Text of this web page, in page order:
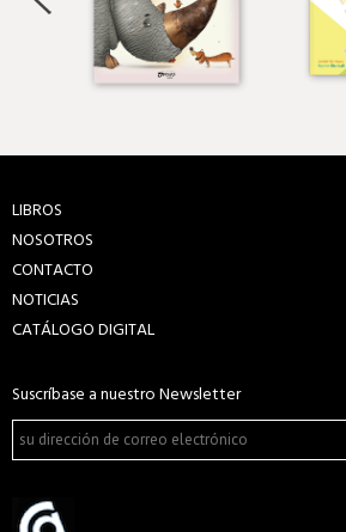
LIBROS
NOSOTROS
CONTACTO
NOTICIAS
CATÁLOGO DIGITAL
Suscríbase a nuestro Newsletter